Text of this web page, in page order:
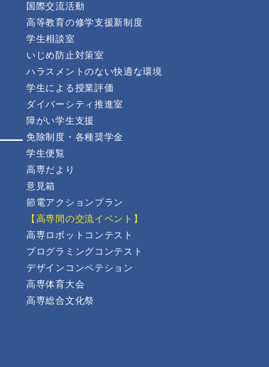
国際交流活動
高等教育の修学支援新制度
学生相談室
いじめ防止対策室
ハラスメントのない快適な環境
学生による授業評価
ダイバーシティ推進室
障がい学生支援
免除制度・各種奨学金
学生便覧
高専だより
意見箱
節電アクションプラン
【高専間の交流イベント】
高専ロボットコンテスト
プログラミングコンテスト
デザインコンペテション
高専体育大会
高専総合文化祭